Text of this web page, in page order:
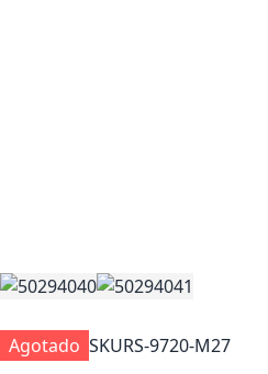
Agotado SKURS-9720-M27